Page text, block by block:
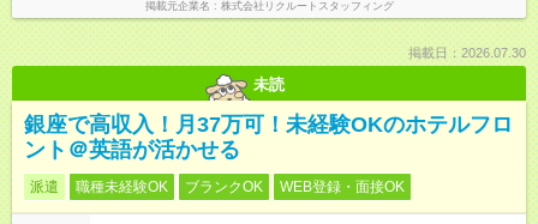
掲載元企業名 株式会社リクルートスタッフィング
掲載日：2026.07.30
未読
銀座で高収入！月37万可！未経験OKのホテルフロ
ント＠英語が活かせる
派遣 職種未経験OK ブランクOK WEB登録・面接OK